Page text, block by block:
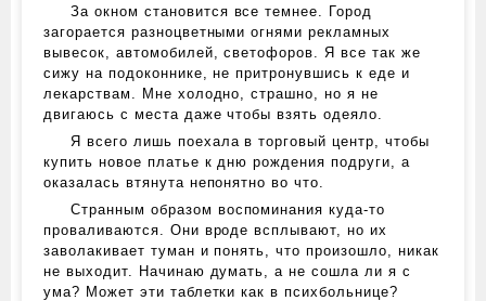
За окном становится все темнее. Город
загорается разноцветными огнями рекламных
вывесок, автомобилей, светофоров. Я все так же
сижу на подоконнике, не притронувшись к еде и
лекарствам. Мне холодно, страшно, но я не
двигаюсь с места даже чтобы взять одеяло.
Я всего лишь поехала в торговый центр, чтобы
купить новое платье к дню рождения подруги, а
оказалась втянута непонятно во что.
Странным образом воспоминания куда-то
проваливаются. Они вроде всплывают, но их
заволакивает туман и понять, что произошло, никак
не выходит. Начинаю думать, а не сошла ли я с
ума? Может эти таблетки как в психбольнице?